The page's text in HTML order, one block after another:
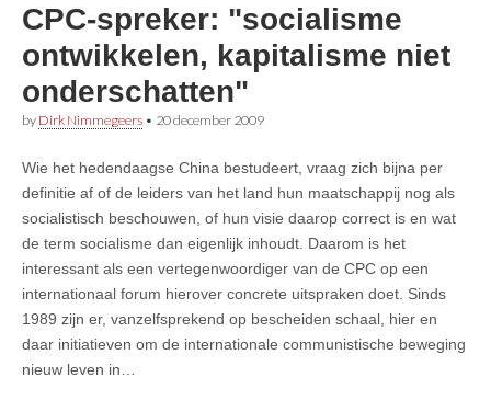
CPC-spreker: "socialisme
ontwikkelen, kapitalisme niet
onderschatten"
by Dirk Nimmegeers • 20 december 2009
Wie het hedendaagse China bestudeert, vraag zich bijna per
definitie af of de leiders van het land hun maatschappij nog als
socialistisch beschouwen, of hun visie daarop correct is en wat
de term socialisme dan eigenlijk inhoudt. Daarom is het
interessant als een vertegenwoordiger van de CPC op een
internationaal forum hierover concrete uitspraken doet. Sinds
1989 zijn er, vanzelfsprekend op bescheiden schaal, hier en
daar initiatieven om de internationale communistische beweging
nieuw leven in…